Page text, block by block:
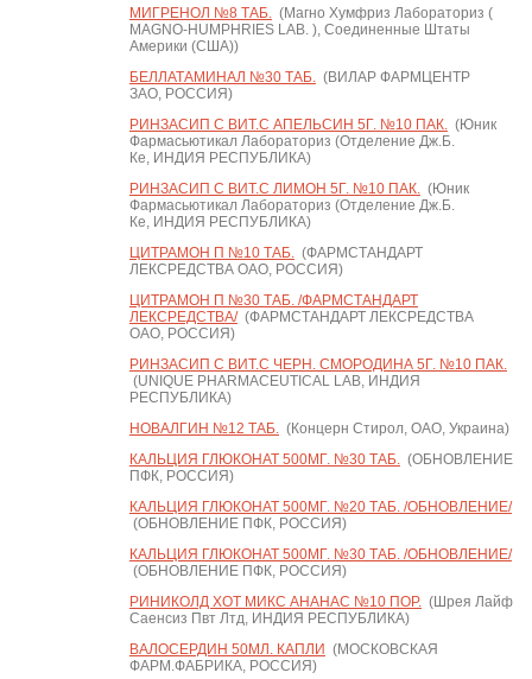
МИГРЕНОЛ №8 ТАБ.(Магно Хумфриз Лабораториз (
MAGNO-HUMPHRIES LAB. ), Соединенные Штаты
Америки (США))
БЕЛЛАТАМИНАЛ №30 ТАБ.(ВИЛАР ФАРМЦЕНТР
ЗАО, РОССИЯ)
РИНЗАСИП С ВИТ.С АПЕЛЬСИН 5Г. №10 ПАК.(Юник
Фармасьютикал Лабораториз (Отделение Дж.Б.
Ке, ИНДИЯ РЕСПУБЛИКА)
РИНЗАСИП С ВИТ.С ЛИМОН 5Г. №10 ПАК.(Юник
Фармасьютикал Лабораториз (Отделение Дж.Б.
Ке, ИНДИЯ РЕСПУБЛИКА)
ЦИТРАМОН П №10 ТАБ.(ФАРМСТАНДАРТ
ЛЕКСРЕДСТВА ОАО, РОССИЯ)
ЦИТРАМОН П №30 ТАБ. /ФАРМСТАНДАРТ
ЛЕКСРЕДСТВА/(ФАРМСТАНДАРТ ЛЕКСРЕДСТВА
ОАО, РОССИЯ)
РИНЗАСИП С ВИТ.С ЧЕРН. СМОРОДИНА 5Г. №10 ПАК.
(UNIQUE PHARMACEUTICAL LAB, ИНДИЯ
РЕСПУБЛИКА)
НОВАЛГИН №12 ТАБ.(Концерн Стирол, ОАО, Украина)
КАЛЬЦИЯ ГЛЮКОНАТ 500МГ. №30 ТАБ.(ОБНОВЛЕНИЕ
ПФК, РОССИЯ)
КАЛЬЦИЯ ГЛЮКОНАТ 500МГ. №20 ТАБ. /ОБНОВЛЕНИЕ/
(ОБНОВЛЕНИЕ ПФК, РОССИЯ)
КАЛЬЦИЯ ГЛЮКОНАТ 500МГ. №30 ТАБ. /ОБНОВЛЕНИЕ/
(ОБНОВЛЕНИЕ ПФК, РОССИЯ)
РИНИКОЛД ХОТ МИКС АНАНАС №10 ПОР.(Шрея Лайф
Саенсиз Пвт Лтд, ИНДИЯ РЕСПУБЛИКА)
ВАЛОСЕРДИН 50МЛ. КАПЛИ (МОСКОВСКАЯ
ФАРМ.ФАБРИКА, РОССИЯ)